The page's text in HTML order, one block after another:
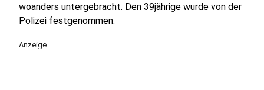
woanders untergebracht. Den 39jährige wurde von der
Polizei festgenommen.
Anzeige